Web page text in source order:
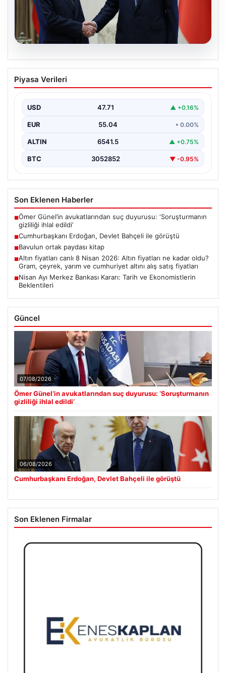
06.08.2026
Cumhurbaşkanı Erdoğan, Devlet
Bahçeli ile görüştü
Piyasa Verileri
USD 47.71 ▲ +0.16%
EUR 55.04 • 0.00%
ALTIN 6541.5 ▲ +0.75%
BTC 3052852 ▼ -0.95%
Son Eklenen Haberler
■Ömer Günel’in avukatlarından suç duyurusu: ‘Soruşturmanın
gizliliği ihlal edildi’
■Cumhurbaşkanı Erdoğan, Devlet Bahçeli ile görüştü
■Bavulun ortak paydası kitap
■Altın fiyatları canlı 8 Nisan 2026: Altın fiyatları ne kadar oldu?
Gram, çeyrek, yarım ve cumhuriyet altını alış satış fiyatları
■Nisan Ayı Merkez Bankası Kararı: Tarih ve Ekonomistlerin
Beklentileri
Güncel
07/08/2026
Ömer Günel’in avukatlarından suç duyurusu: ‘Soruşturmanın
gizliliği ihlal edildi’
06/08/2026
Cumhurbaşkanı Erdoğan, Devlet Bahçeli ile görüştü
Son Eklenen Firmalar